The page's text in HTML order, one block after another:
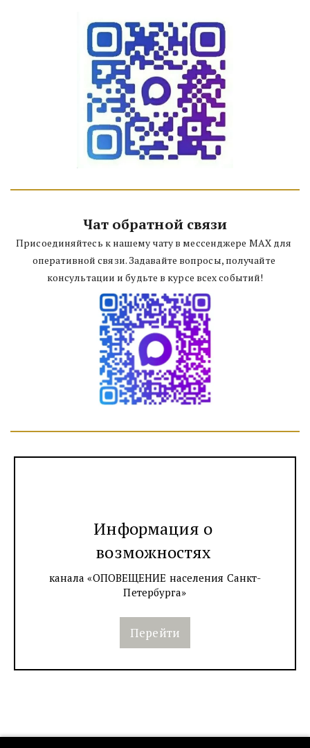
Чат обратной связи
Присоединяйтесь к нашему чату в мессенджере MAX для
оперативной связи. Задавайте вопросы, получайте
консультации и будьте в курсе всех событий!
Информация о
возможностях
канала «ОПОВЕЩЕНИЕ населения Санкт-
Петербурга»
Перейти